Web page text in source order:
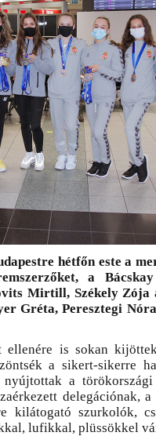
hétfőn este a
a
Mirtill, Székely Zója
Gréta, Peresztegi
ellenére is sokan
a sikert-sikerre
a törökországi
delegációnak,
kilátogató szurkolók,
lufikkal, plüssökkel